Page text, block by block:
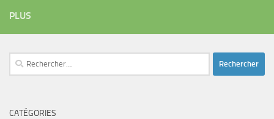
PLUS
Rechercher :
CATÉGORIES